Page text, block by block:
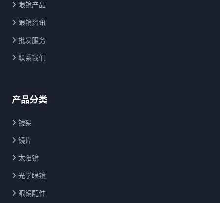
眼镜产品
眼镜资讯
批发服务
联系我们
产品分类
镜架
镜片
太阳镜
光学眼镜
眼镜配件